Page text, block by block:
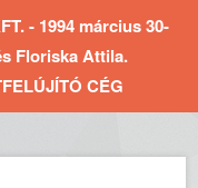
- 1994 március 30-
Floriska Attila.
CÉG